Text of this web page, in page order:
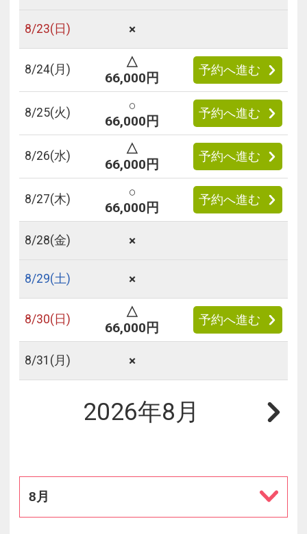
8/23(日) ×
8/24(月)
△
66,000円
予約へ進む
8/25(火)
○
66,000円
予約へ進む
8/26(水)
△
66,000円
予約へ進む
8/27(木)
○
66,000円
予約へ進む
8/28(金) ×
8/29(土) ×
8/30(日)
△
66,000円
予約へ進む
8/31 (月) ×
2026年8月
8月